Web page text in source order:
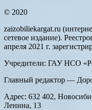
© 2020
zaizobiliekargat.ru
сетевое издание).
апреля 2021 г.
Учредители: ГАУ НСО
Главный редактор —
Адрес: 632 402,
Ленина, 13